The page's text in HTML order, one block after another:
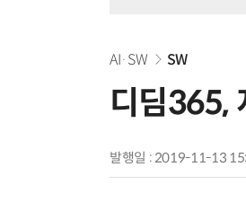
AI·SW SW
디딤365,
발행일 : 2019-11-13